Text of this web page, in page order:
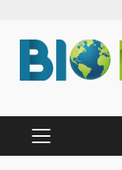
Inhalt
springen
PRIMÄRES
MENÜ